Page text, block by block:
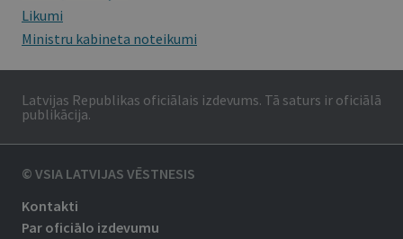
Likumi
Ministru kabineta noteikumi
Latvijas Republikas oficiālais izdevums. Tā saturs ir oficiālā
publikācija.
© VSIA LATVIJAS VĒSTNESIS
Kontakti
Par oficiālo izdevumu